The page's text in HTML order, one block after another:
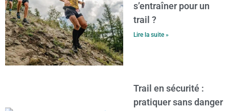
s’entraîner pour un
trail ?
Lire la suite »
Trail en sécurité :
pratiquer sans danger